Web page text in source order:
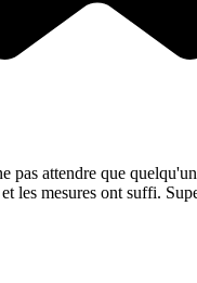
pas attendre que
les mesures ont suffi.